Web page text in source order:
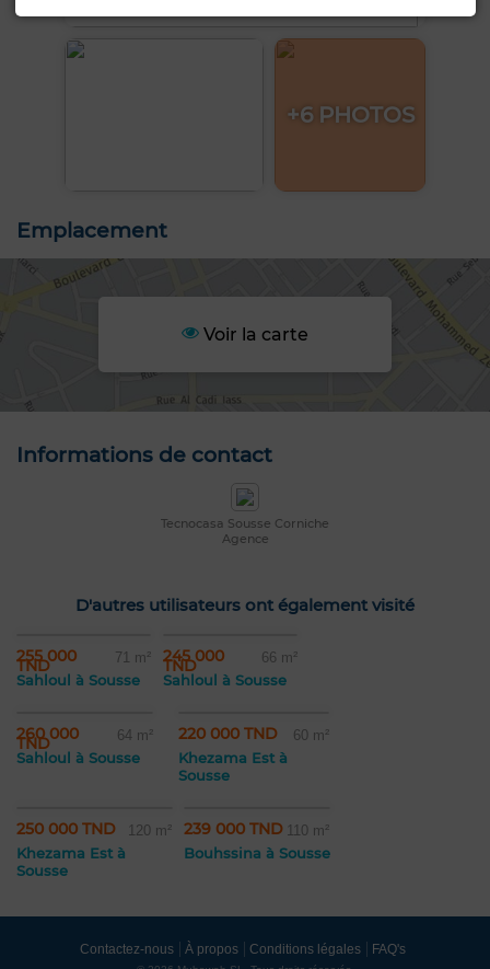
+6 PHOTOS
Emplacement
Voir la carte
Informations de contact
Tecnocasa Sousse Corniche
Agence
D'autres utilisateurs ont également visité
255 000
TND 71 m²
Sahloul à Sousse
245 000
TND 66 m²
Sahloul à Sousse
260 000
TND 64 m²
Sahloul à Sousse
220 000 TND 60 m²
Khezama Est à
Sousse
250 000 TND 120 m²
Khezama Est à
Sousse
239 000 TND 110 m²
Bouhssina à Sousse
Contactez-nous À propos Conditions légales FAQ's